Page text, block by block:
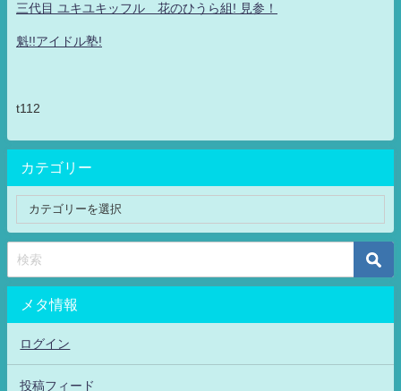
三代目 ユキユキッフル 花のひうら組! 見参！
魁!!アイドル塾!
t112
カテゴリー
メタ情報
ログイン
投稿フィード